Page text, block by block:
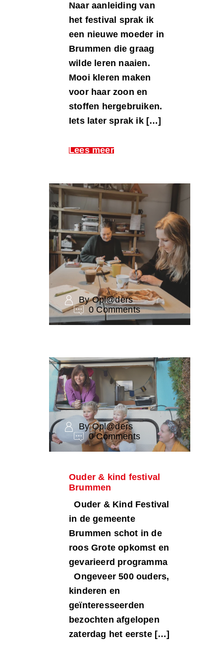
Naar aanleiding van
het festival sprak ik
een nieuwe moeder in
Brummen die graag
wilde leren naaien.
Mooi kleren maken
voor haar zoon en
stoffen hergebruiken.
Iets later sprak ik […]
Lees meer
By Opl@ders
0 Comments
By Opl@ders
0 Comments
Ouder & kind festival
Brummen
Ouder & Kind Festival
in de gemeente
Brummen schot in de
roos Grote opkomst en
gevarieerd programma
Ongeveer 500 ouders,
kinderen en
geïnteresseerden
bezochten afgelopen
zaterdag het eerste […]